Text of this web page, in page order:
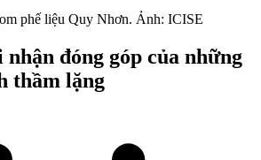
phế liệu Quy Nhơn. Ảnh: ICISE
đóng góp của những
thầm lặng